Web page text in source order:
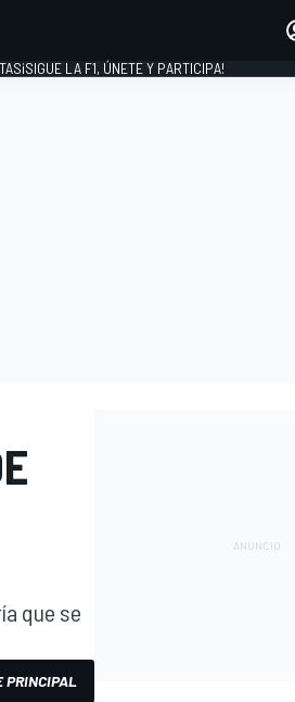
¡SIGUE LA F1, ÚNETE Y PARTICIPA!
que se
PRINCIPAL